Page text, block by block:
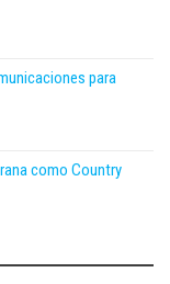
para
como Country